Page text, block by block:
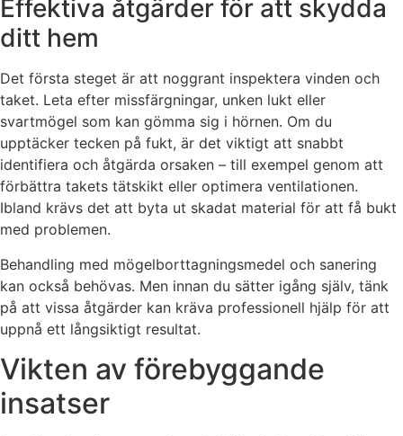
Effektiva åtgärder för att skydda
ditt hem
Det första steget är att noggrant inspektera vinden och
taket. Leta efter missfärgningar, unken lukt eller
svartmögel som kan gömma sig i hörnen. Om du
upptäcker tecken på fukt, är det viktigt att snabbt
identifiera och åtgärda orsaken – till exempel genom att
förbättra takets tätskikt eller optimera ventilationen.
Ibland krävs det att byta ut skadat material för att få bukt
med problemen.
Behandling med mögelborttagningsmedel och sanering
kan också behövas. Men innan du sätter igång själv, tänk
på att vissa åtgärder kan kräva professionell hjälp för att
uppnå ett långsiktigt resultat.
Vikten av förebyggande
insatser